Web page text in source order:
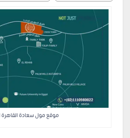
موقع مول سعادة القاهرة